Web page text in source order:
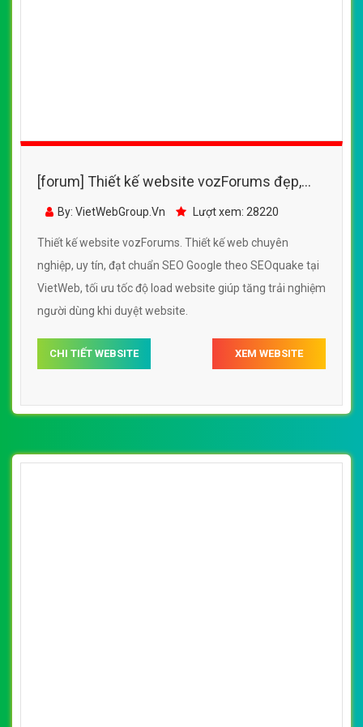
[forum] Thiết kế website vozForums đẹp,
chuyên nghiệp chuẩn SEO
By: VietWebGroup.Vn Lượt xem: 28220
Thiết kế website vozForums. Thiết kế web chuyên
nghiệp, uy tín, đạt chuẩn SEO Google theo SEOquake tại
VietWeb, tối ưu tốc độ load website giúp tăng trải nghiệm
người dùng khi duyệt website.
CHI TIẾT WEBSITE XEM WEBSITE